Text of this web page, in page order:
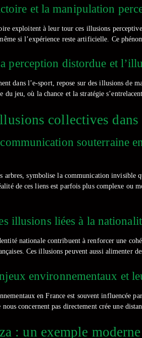
et la manipulation
exploitent à leur tour ces illusions
si l’expérience reste artificielle. Ce
perception distordue et
dans l’e-sport, repose sur des illusions de
du jeu, où la chance et la stratégie
collectives
souterraine
arbres, symbolise la communication invisible
de ces liens est parfois plus complexe ou
illusions liées à la
nationale contribuent à renforcer une
Ces illusions peuvent aussi alimenter
environnementaux et
en France est souvent influencée
concernent pas directement crée une
: un exemple